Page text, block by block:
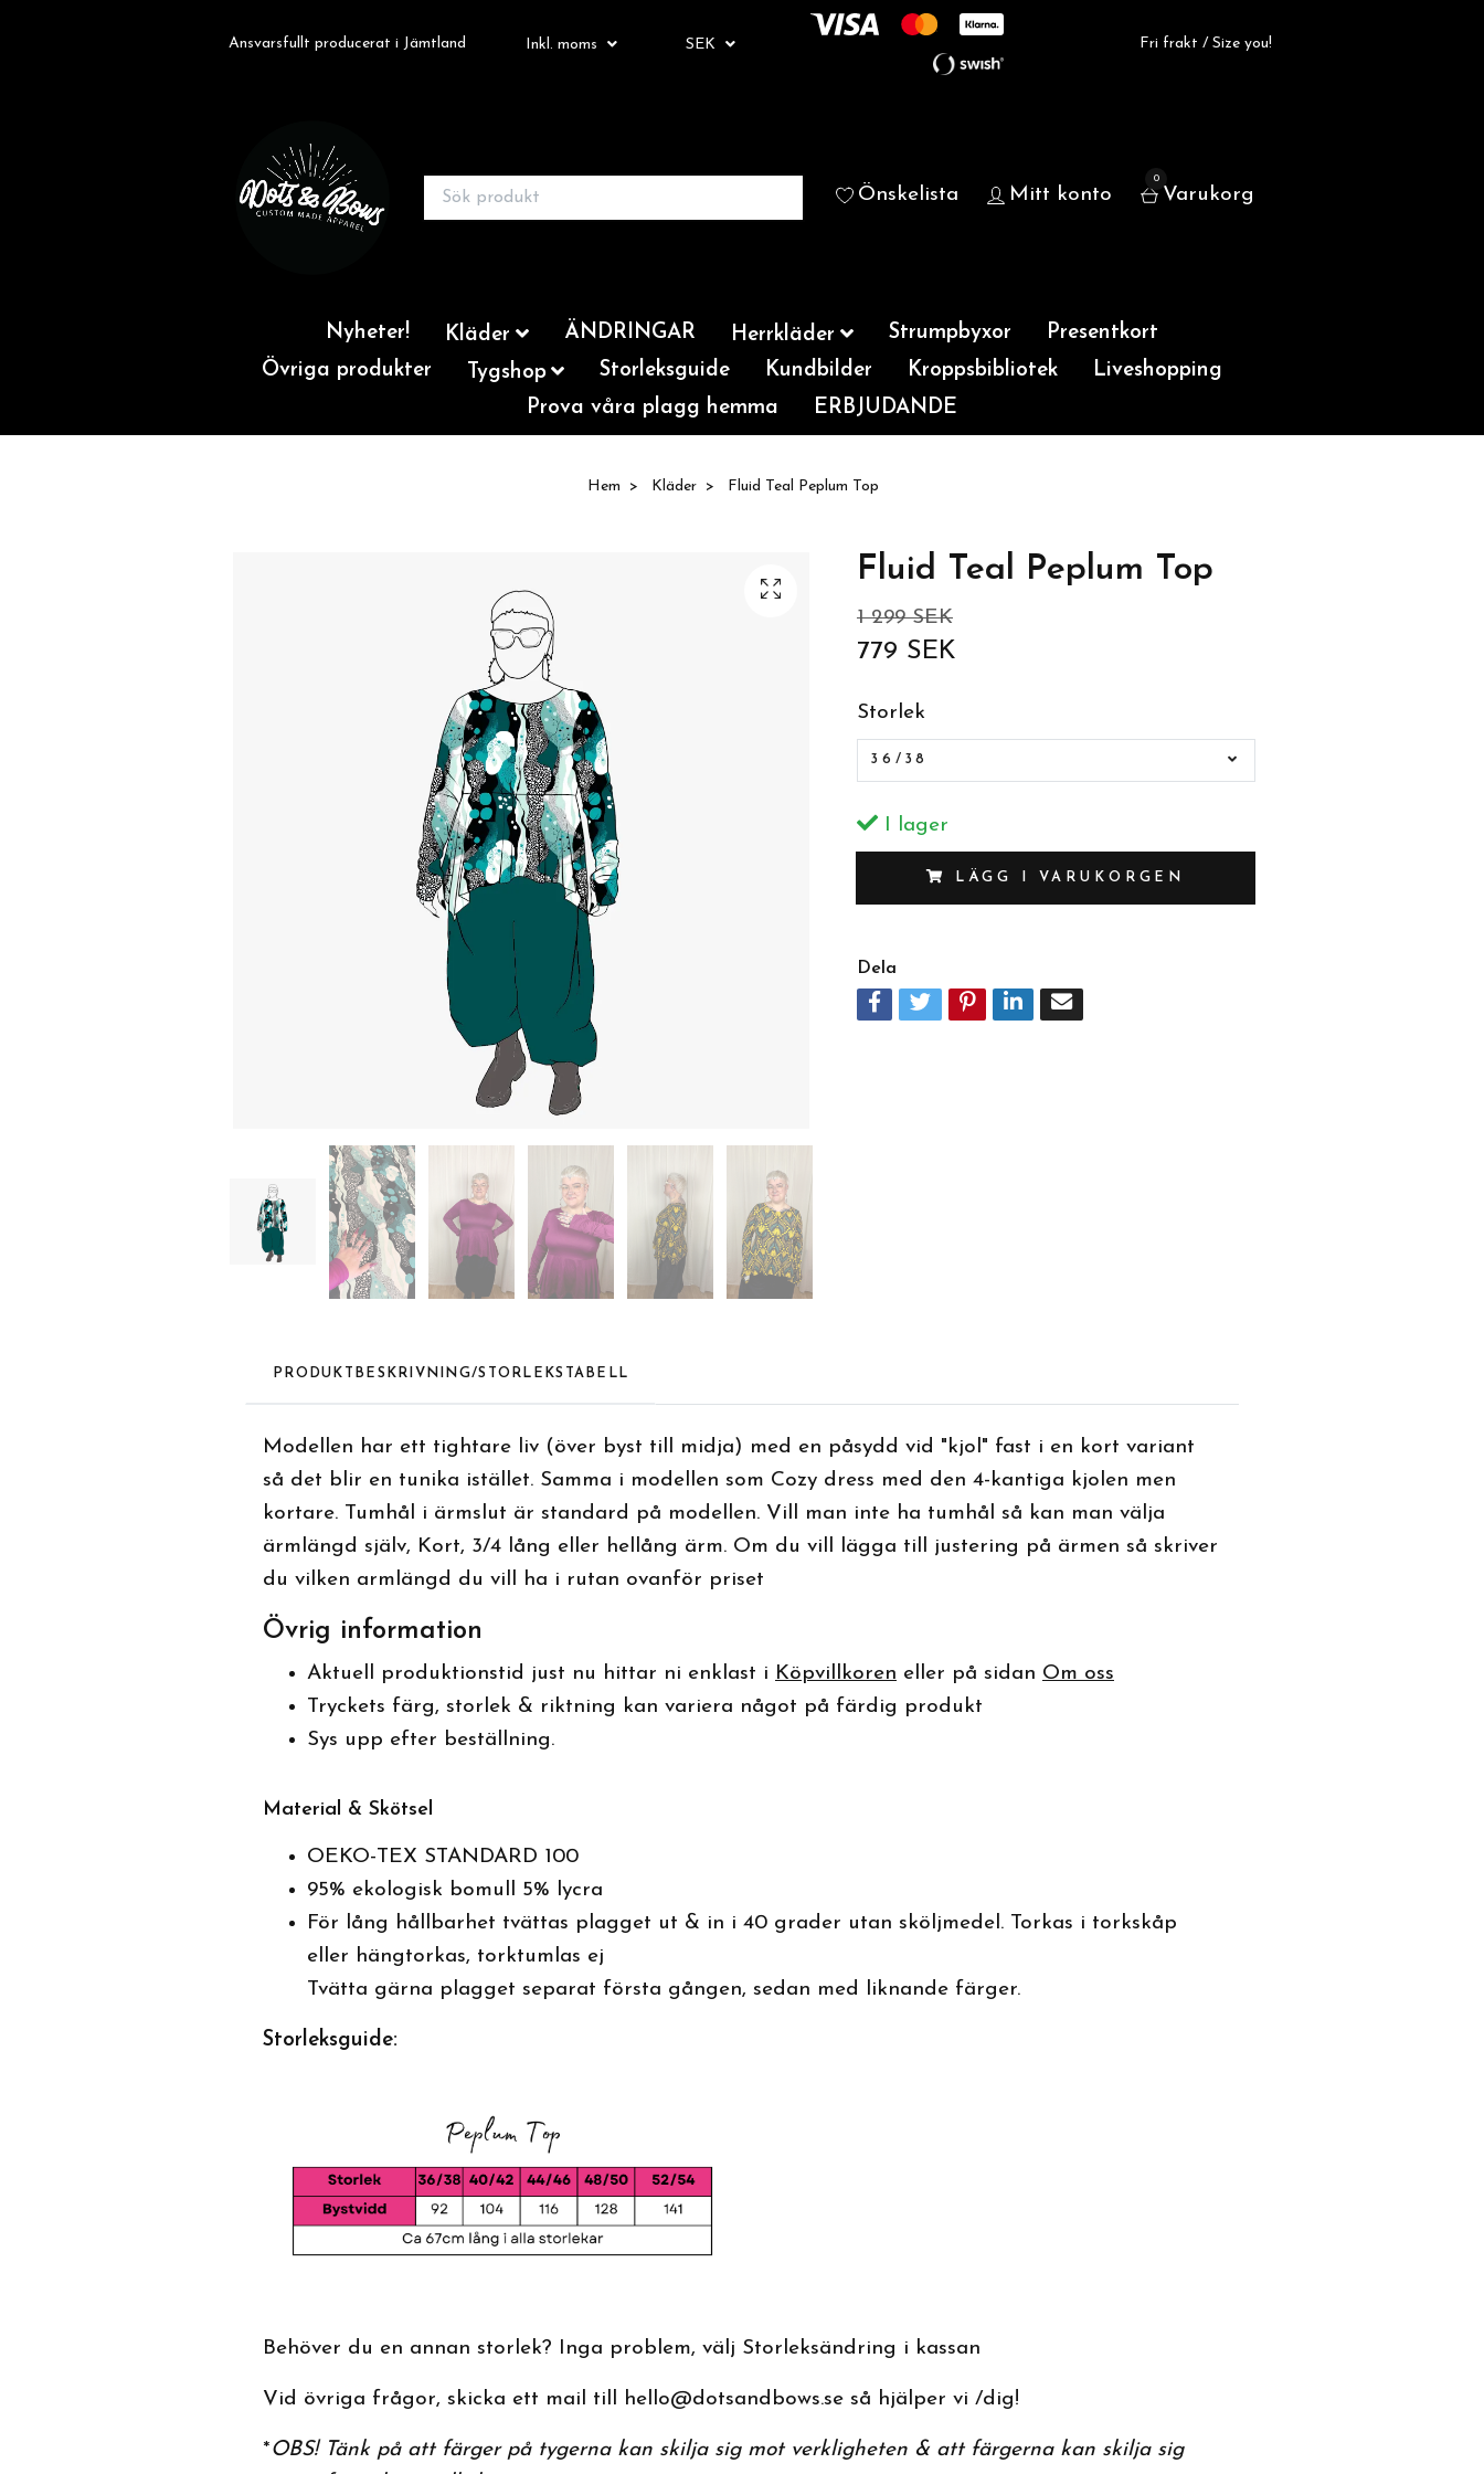
Ansvarsfullt producerat i Jämtland Inkl. moms SEK Fri frakt / Size you!
Önskelista Mitt konto
0
Varukorg
Nyheter! Kläder ÄNDRINGAR Herrkläder Strumpbyxor
Presentkort
Övriga produkter
Tygshop Storleksguide Kundbilder Kroppsbibliotek
Liveshopping
Prova våra plagg hemma
ERBJUDANDE
Hem Kläder Fluid Teal Peplum Top
Fluid Teal Peplum Top
1 299 SEK
779 SEK
Storlek
36/38
I lager
LÄGG I VARUKORGEN
Dela
PRODUKTBESKRIVNING/STORLEKSTABELL
Modellen har ett tightare liv (över byst till midja) med en påsydd vid "kjol" fast i en kort variant
så det blir en tunika istället. Samma i modellen som Cozy dress med den 4-kantiga kjolen men
kortare. Tumhål i ärmslut är standard på modellen. Vill man inte ha tumhål så kan man välja
ärmlängd själv, Kort, 3/4 lång eller hellång ärm. Om du vill lägga till justering på ärmen så skriver
du vilken armlängd du vill ha i rutan ovanför priset
Övrig information
Aktuell produktionstid just nu hittar ni enklast i Köpvillkoren eller på sidan Om oss
Tryckets färg, storlek & riktning kan variera något på färdig produkt
Sys upp efter beställning.
Material & Skötsel
OEKO-TEX STANDARD 100
95% ekologisk bomull 5% lycra
För lång hållbarhet tvättas plagget ut & in i 40 grader utan sköljmedel. Torkas i torkskåp
eller hängtorkas, torktumlas ej
Tvätta gärna plagget separat första gången, sedan med liknande färger.
Storleksguide:
Behöver du en annan storlek? Inga problem, välj Storleksändring i kassan
Vid övriga frågor, skicka ett mail till hello@dotsandbows.se så hjälper vi /dig!
*OBS! Tänk på att färger på tygerna kan skilja sig mot verkligheten & att färgerna kan skilja sig